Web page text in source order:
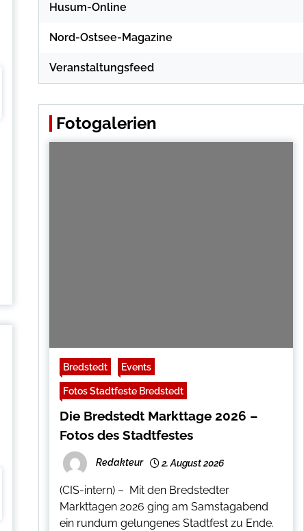
Husum-Online
Nord-Ostsee-Magazine
Veranstaltungsfeed
Fotogalerien
Bredstedt Events
Fotos Stadtfeste Bredstedt
Die Bredstedt Markttage 2026 –
Fotos des Stadtfestes
Redakteur 2. August 2026
(CIS-intern) – Mit den Bredstedter
Markttagen 2026 ging am Samstagabend
ein rundum gelungenes Stadtfest zu Ende.